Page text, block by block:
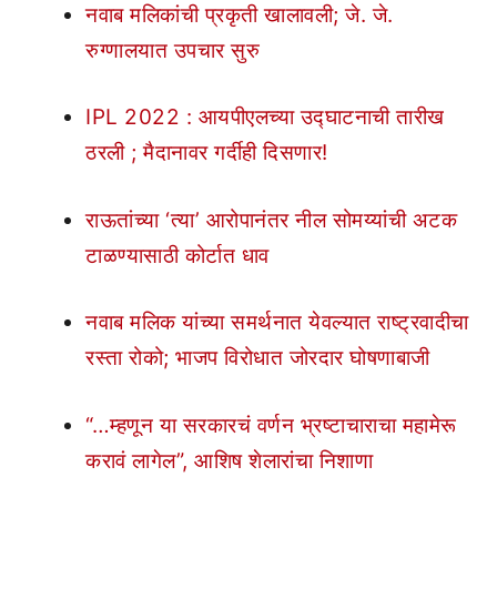
नवाब मलिकांची प्रकृती खालावली; जे. जे.
रुग्णालयात उपचार सुरु
IPL 2022 : आयपीएलच्या उद्घाटनाची तारीख
ठरली ; मैदानावर गर्दीही दिसणार!
राऊतांच्या ‘त्या’ आरोपानंतर नील सोमय्यांची अटक
टाळण्यासाठी कोर्टात धाव
नवाब मलिक यांच्या समर्थनात येवल्यात राष्ट्रवादीचा
रस्ता रोको; भाजप विरोधात जोरदार घोषणाबाजी
“…म्हणून या सरकारचं वर्णन भ्रष्टाचाराचा महामेरू
करावं लागेल”, आशिष शेलारांचा निशाणा